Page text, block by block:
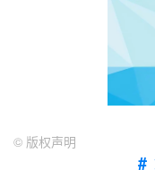
© 版权声明
#